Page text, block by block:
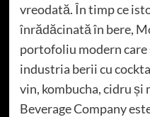
vreodată. În timp ce
înrădăcinată în bere,
portofoliu modern care
industria berii cu
vin, kombucha, cidru
Beverage Company